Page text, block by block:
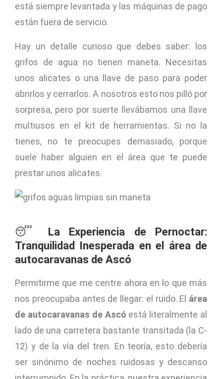
está siempre levantada y las máquinas de pago
están fuera de servicio.
Hay un detalle curioso que debes saber: los
grifos de agua no tienen maneta. Necesitas
unos alicates o una llave de paso para poder
abrirlos y cerrarlos. A nosotros esto nos pilló por
sorpresa, pero por suerte llevábamos una llave
multiusos en el kit de herramientas. Si no la
tienes, no te preocupes demasiado, porque
suele haber alguien en el área que te puede
prestar unos alicates.
😴 La Experiencia de Pernoctar:
Tranquilidad Inesperada en el área de
autocaravanas de Ascó
Permitirme que me centre ahora en lo que más
nos preocupaba antes de llegar: el ruido. El área
de autocaravanas de Ascó está literalmente al
lado de una carretera bastante transitada (la C-
12) y de la vía del tren. En teoría, esto debería
ser sinónimo de noches ruidosas y descanso